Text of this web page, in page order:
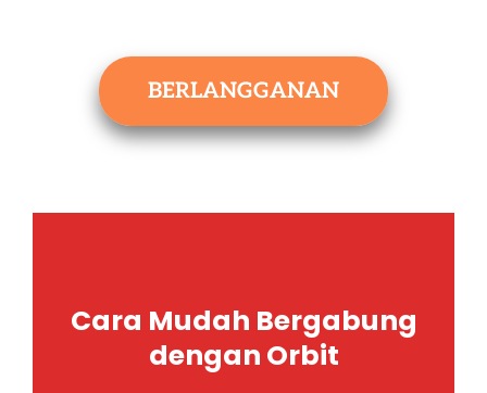
BERLANGGANAN
Cara Mudah Bergabung
dengan Orbit